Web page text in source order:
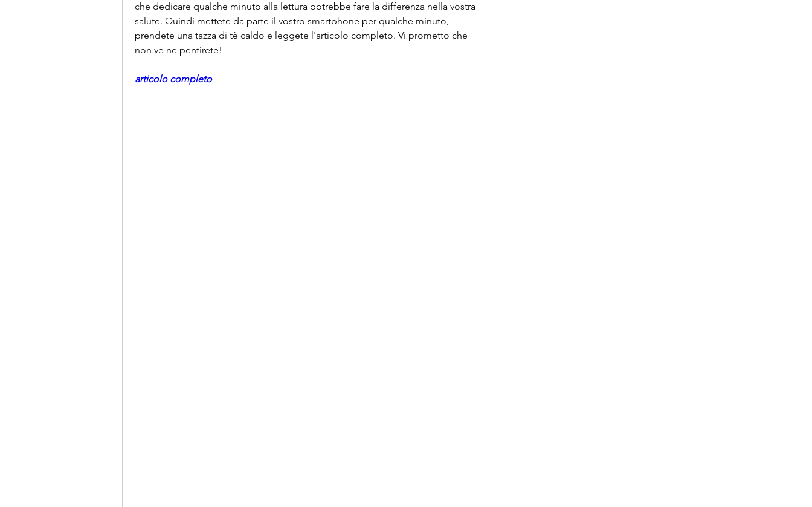
che dedicare qualche minuto alla lettura potrebbe fare la differenza nella vostra
salute. Quindi mettete da parte il vostro smartphone per qualche minuto,
prendete una tazza di tè caldo e leggete l'articolo completo. Vi prometto che
non ve ne pentirete!
articolo completo